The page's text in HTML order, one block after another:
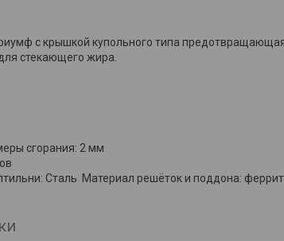
с крышкой купольного типа
стекающего жира.
сгорания: 2 мм
Сталь Материал решёток и поддона: